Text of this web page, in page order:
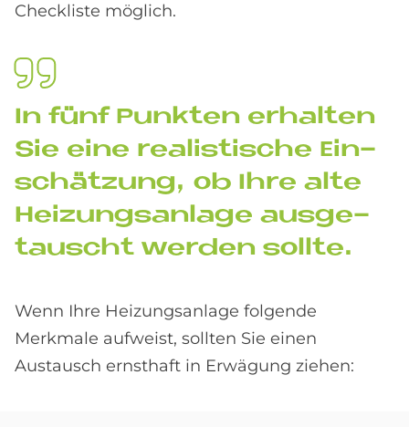
Checkliste möglich.
In fünf Punk­ten er­hal­ten
Sie eine rea­li­sti­sche Ein­
schät­zung, ob Ihre alte
Hei­zungs­an­la­ge aus­ge­
tau­scht wer­den soll­te.
Wenn Ihre Heizungsanlage folgende
Merkmale aufweist, sollten Sie einen
Austausch ernsthaft in Erwägung ziehen: